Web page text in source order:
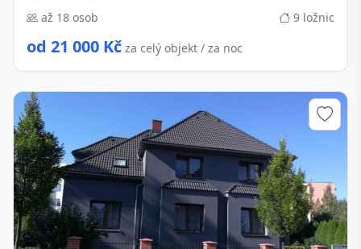
až 18 osob
9 ložnic
od 21 000 Kč za celý objekt / za noc